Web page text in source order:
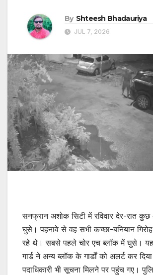
By Shteesh Bhadauriya
JUL 7, 2026
सनफ्रान अशोक सिटी में रविवार देर-रात कुछ
घुसे। पहनावे से वह सभी कच्छा-बनियान
रहे थे। सबसे पहले चोर एच ब्लॉक में घुसे।
गार्ड ने अन्य ब्लॉक के गार्डों को अलर्ट कर
पदाधिकारी भी सूचना मिलने पर पहुंच गए।